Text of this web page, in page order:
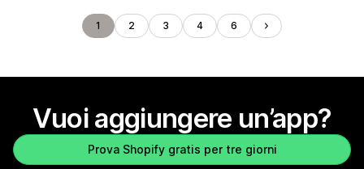
1 2 3 4 6
Vuoi aggiungere un’app?
Prova Shopify gratis per tre giorni